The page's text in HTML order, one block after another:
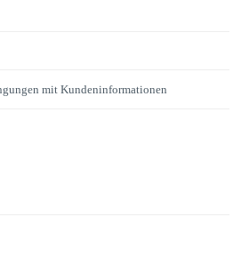
mit Kundeninformationen